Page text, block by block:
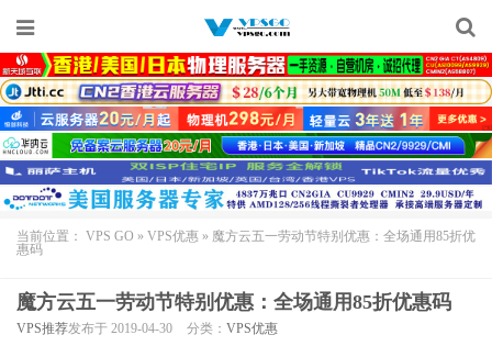
当前位置： VPS GO » VPS优惠 » 魔方云五一劳动节特别优惠：全场通用85折优
惠码
魔方云五一劳动节特别优惠：全场通用85折优惠码
VPS推荐发布于 2019-04-30 分类： VPS优惠